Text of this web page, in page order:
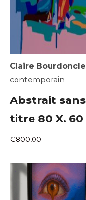
Claire Bourdoncle
contemporain
Abstrait sans
titre 80 X. 60
€800,00